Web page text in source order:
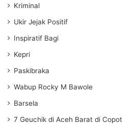
Kriminal
Ukir Jejak Positif
Inspiratif Bagi
Kepri
Paskibraka
Wabup Rocky M Bawole
Barsela
7 Geuchik di Aceh Barat di Copot